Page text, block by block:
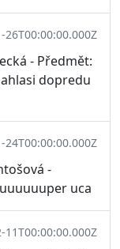
- Předmět:
dopredu
-
uca